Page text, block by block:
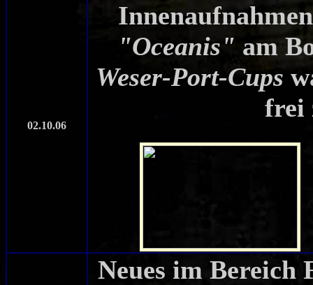
02.10.06
"Oceanis" am
Weser-Port-Cups
frei
Neues im Bereich